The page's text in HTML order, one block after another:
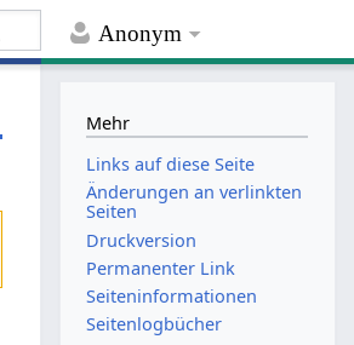
Anonym
Mehr
Links auf diese Seite
Änderungen an verlinkten
Seiten
Druckversion
Permanenter Link
Seiten­­informationen
Seitenlogbücher